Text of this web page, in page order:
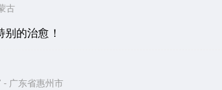
古
的治愈！
广东省惠州市